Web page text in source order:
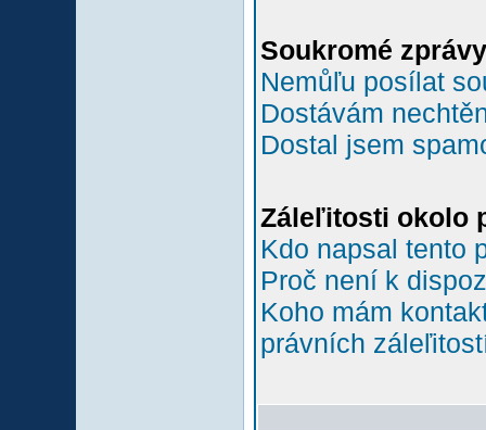
Soukromé zprávy
Nemůľu posílat
Dostávám
Dostal jsem
Záleľitosti okolo
Kdo napsal tento
Proč není k
Koho mám
právních